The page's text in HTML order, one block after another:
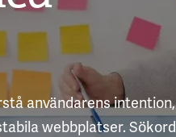
användarens intention,
webbplatser. Sökord